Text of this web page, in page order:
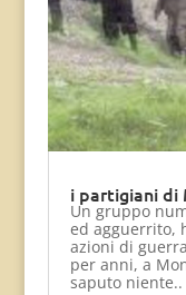
i partigiani di
Un gruppo
ed agguerrito,
azioni di
per anni, a
saputo niente..